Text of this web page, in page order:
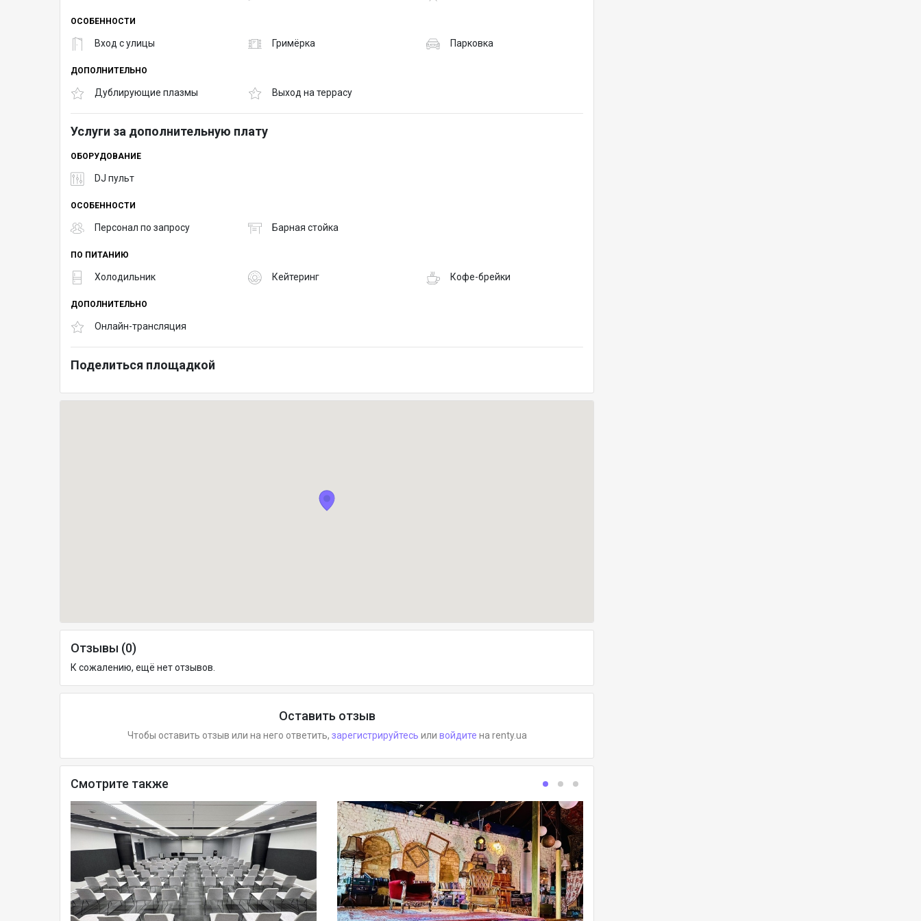
ОСОБЕННОСТИ
Вход с улицы Гримёрка Парковка
ДОПОЛНИТЕЛЬНО
Дублирующие плазмы Выход на террасу
Услуги за дополнительную плату
ОБОРУДОВАНИЕ
DJ пульт
ОСОБЕННОСТИ
Персонал по запросу Барная стойка
ПО ПИТАНИЮ
Холодильник Кейтеринг Кофе-брейки
ДОПОЛНИТЕЛЬНО
Онлайн-трансляция
Поделиться площадкой
Отзывы (0)
К сожалению, ещё нет отзывов.
Оставить отзыв
Чтобы оставить отзыв или на него ответить, зарегистрируйтесь или войдите на renty.ua
Смотрите также